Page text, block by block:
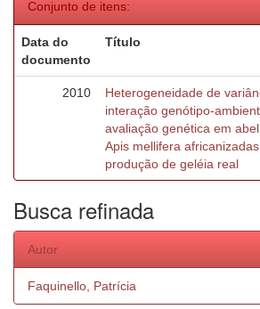
Conjunto de itens:
Data do
documento
Título
2010
Heterogeneidade de
interação genótipo-
avaliação genética em
Apis mellifera
produção de geléia real
Busca refinada
Autor
Faquinello, Patrícia